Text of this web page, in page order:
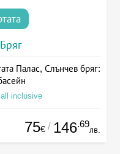
Палас, Слънчев бряг:
inclusive
75€ / 146.69
лв.